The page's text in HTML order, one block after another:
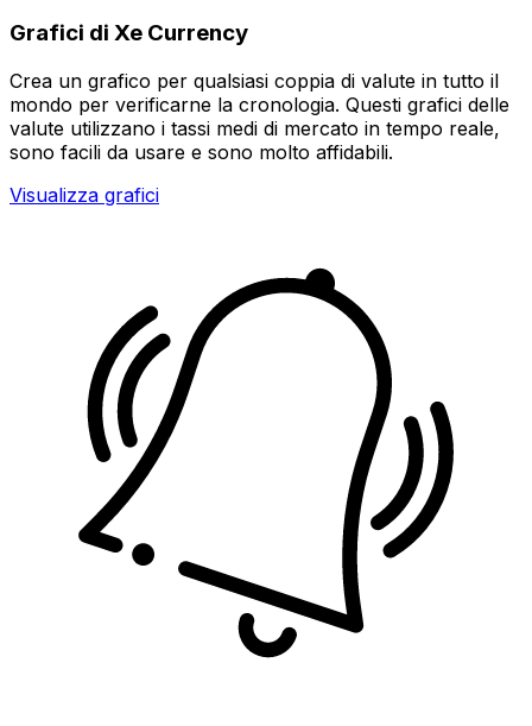
Grafici di Xe Currency
Crea un grafico per qualsiasi coppia di valute in tutto il
mondo per verificarne la cronologia. Questi grafici delle
valute utilizzano i tassi medi di mercato in tempo reale,
sono facili da usare e sono molto affidabili.
Visualizza grafici